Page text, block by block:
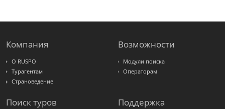
Интурист
Компания
О RUSPO
Турагентам
Страноведение
Возможности
Модули поиска
Операторам
Поиск туров Поддержка